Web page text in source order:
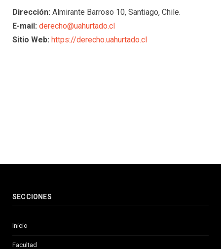
Dirección: Almirante Barroso 10, Santiago, Chile.
E-mail: derecho@uahurtado.cl
Sitio Web: https://derecho.uahurtado.cl
SECCIONES
Inicio
Facultad